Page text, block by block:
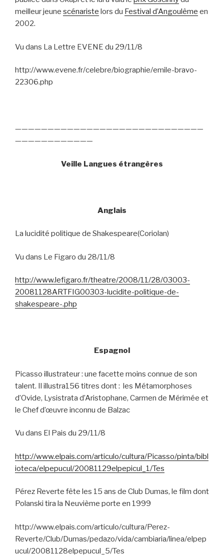
meilleur jeune scénariste lors du Festival d’Angoulême en
2002.
Vu dans La Lettre EVENE du 29/11/8
http://www.evene.fr/celebre/biographie/emile-bravo-
22306.php
—————————————————————————————
————————————
Veille Langues étrangères
Anglais
La lucidité politique de Shakespeare(Coriolan)
Vu dans Le Figaro du 28/11/8
http://www.lefigaro.fr/theatre/2008/11/28/03003-
20081128ARTFIG00303-lucidite-politique-de-
shakespeare-.php
Espagnol
Picasso illustrateur : une facette moins connue de son
talent. Il illustra156 titres dont : les Métamorphoses
d’Ovide, Lysistrata d’Aristophane, Carmen de Mérimée et
le Chef d’œuvre inconnu de Balzac
Vu dans El Pais du 29/11/8
http://www.elpais.com/articulo/cultura/Picasso/pinta/bibl
ioteca/elpepucul/20081129elpepicul_1/Tes
Pérez Reverte fête les 15 ans de Club Dumas, le film dont
Polanski tira la Neuvième porte en 1999
http://www.elpais.com/articulo/cultura/Perez-
Reverte/Club/Dumas/pedazo/vida/cambiaria/linea/elpep
ucul/20081128elpepucul_5/Tes